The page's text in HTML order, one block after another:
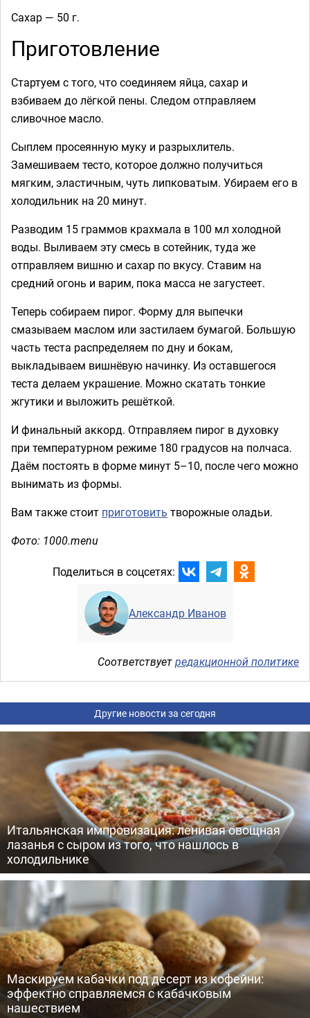
Сахар — 50 г.
Приготовление
Стартуем с того, что соединяем яйца, сахар и
взбиваем до лёгкой пены. Следом отправляем
сливочное масло.
Сыплем просеянную муку и разрыхлитель.
Замешиваем тесто, которое должно получиться
мягким, эластичным, чуть липковатым. Убираем его в
холодильник на 20 минут.
Разводим 15 граммов крахмала в 100 мл холодной
воды. Выливаем эту смесь в сотейник, туда же
отправляем вишню и сахар по вкусу. Ставим на
средний огонь и варим, пока масса не загустеет.
Теперь собираем пирог. Форму для выпечки
смазываем маслом или застилаем бумагой. Большую
часть теста распределяем по дну и бокам,
выкладываем вишнёвую начинку. Из оставшегося
теста делаем украшение. Можно скатать тонкие
жгутики и выложить решёткой.
И финальный аккорд. Отправляем пирог в духовку
при температурном режиме 180 градусов на полчаса.
Даём постоять в форме минут 5–10, после чего можно
вынимать из формы.
Вам также стоит приготовить творожные оладьи.
Фото: 1000.menu
Поделиться в соцсетях:
Александр Иванов
Соответствуетредакционной политике
Другие новости за сегодня
Итальянская импровизация: ленивая овощная
лазанья с сыром из того, что нашлось в
холодильнике
Маскируем кабачки под десерт из кофейни:
эффектно справляемся с кабачковым
нашествием